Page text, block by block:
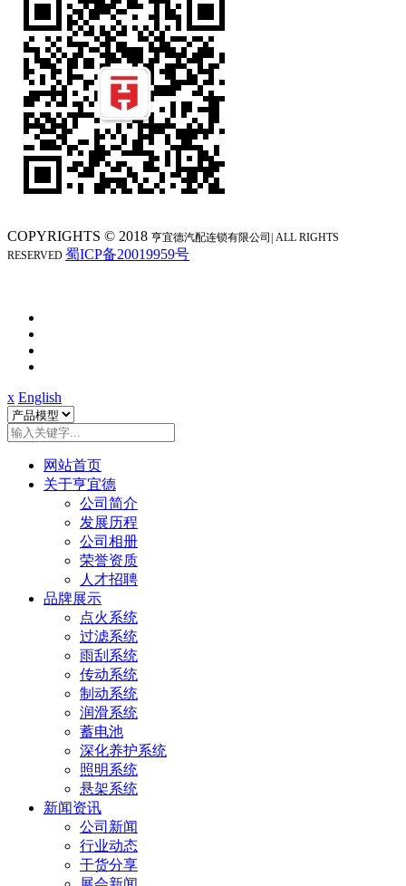
COPYRIGHTS © 2018 亨宜德汽配连锁有限公司| ALL RIGHTS
RESERVED 蜀ICP备20019959号
x English
网站首页
关于亨宜德
公司简介
发展历程
公司相册
荣誉资质
人才招聘
品牌展示
点火系统
过滤系统
雨刮系统
传动系统
制动系统
润滑系统
蓄电池
深化养护系统
照明系统
悬架系统
新闻资讯
公司新闻
行业动态
干货分享